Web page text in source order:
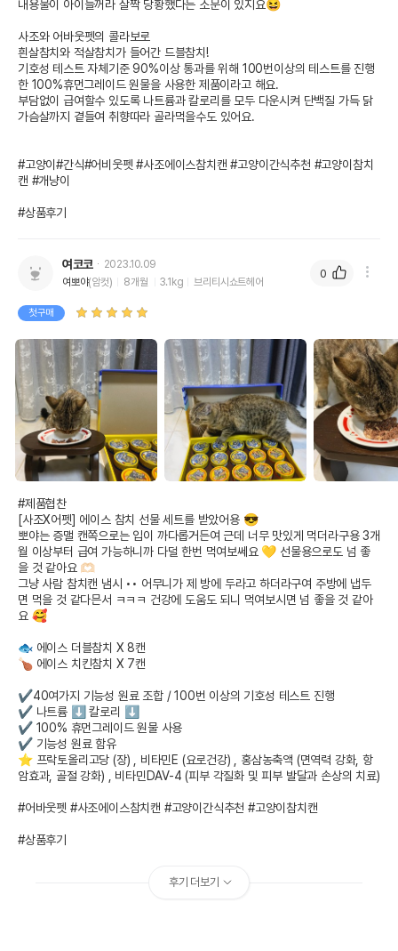
내용물이 아이들꺼라 살짝 당황했다는 소문이 있지요😆
사조와 어바웃펫의 콜라보로
흰살참치와 적살참치가 들어간 드블참치!
기호성 테스트 자체기준 90%이상 통과를 위해 100번이상의 테스트를 진행
한 100%휴먼그레이드 원물을 사용한 제품이라고 해요.
부담없이 급여할수 있도록 나트륨과 칼로리를 모두 다운시켜 단백질 가득 닭
가슴살까지 곁들여 취향따라 골라먹을수도 있어요.
#고양이#간식#어비웃펫 #사조에이스참치캔 #고양이간식추천 #고양이참치
캔 #개냥이
#상품후기
여코코
2023.10.09
여뽀야(암컷) 8개월 3.1kg 브리티시쇼트헤어
첫구매
#제품협찬
[사조X어펫] 에이스 참치 선물 세트를 받았어용 😎
뽀야는 증맬 캔쪽으로는 입이 까다롭거든여 근데 너무 맛있게 먹더라구용 3개
월 이상부터 급여 가능하니까 다덜 한번 먹여보쎄요 💛 선물용으로도 넘 좋
을 것 같아요 🫶🏻
그냥 사람 참치캔 냄시 •• 어무니가 제 방에 두라고 하더라구여 주방에 냅두
면 먹을 것 같다믄서 ㅋㅋㅋ 건강에 도움도 되니 먹여보시면 넘 좋을 것 같아
요 🥰
🐟 에이스 더블참치 X 8캔
🍗 에이스 치킨참치 X 7캔
✔️40여가지 기능성 원료 조합 / 100번 이상의 기호성 테스트 진행
✔️ 나트륨 ⬇️ 칼로리 ⬇️
✔️ 100% 휴먼그레이드 원물 사용
✔️ 기능성 원료 함유
⭐️ 프락토올리고당 (장) , 비타민E (요로건강) , 홍삼농축액 (면역력 강화, 항
암효과, 골절 강화) , 비타민DAV-4 (피부 각질화 및 피부 발달과 손상의 치료)
#어바웃펫 #사조에이스참치캔 #고양이간식추천 #고양이참치캔
#상품후기
0
후기 더보기